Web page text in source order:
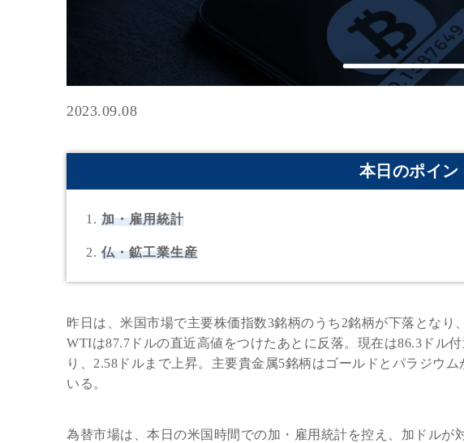
2023.09.08
本日のポイン
加・雇用統計
仏・鉱工業生産
昨日は、米国市場で主要株価指数3銘柄のうち2銘柄が下落とな
WTIは87.7ドルの直近高値をつけたあとに反落。現在は86.3ドル
り、2.58ドルまで上昇。主要貴金属5銘柄はゴールドとパラジウ
いる。
為替市場は、本日の米国時間での加・雇用統計を控え、加ドルが